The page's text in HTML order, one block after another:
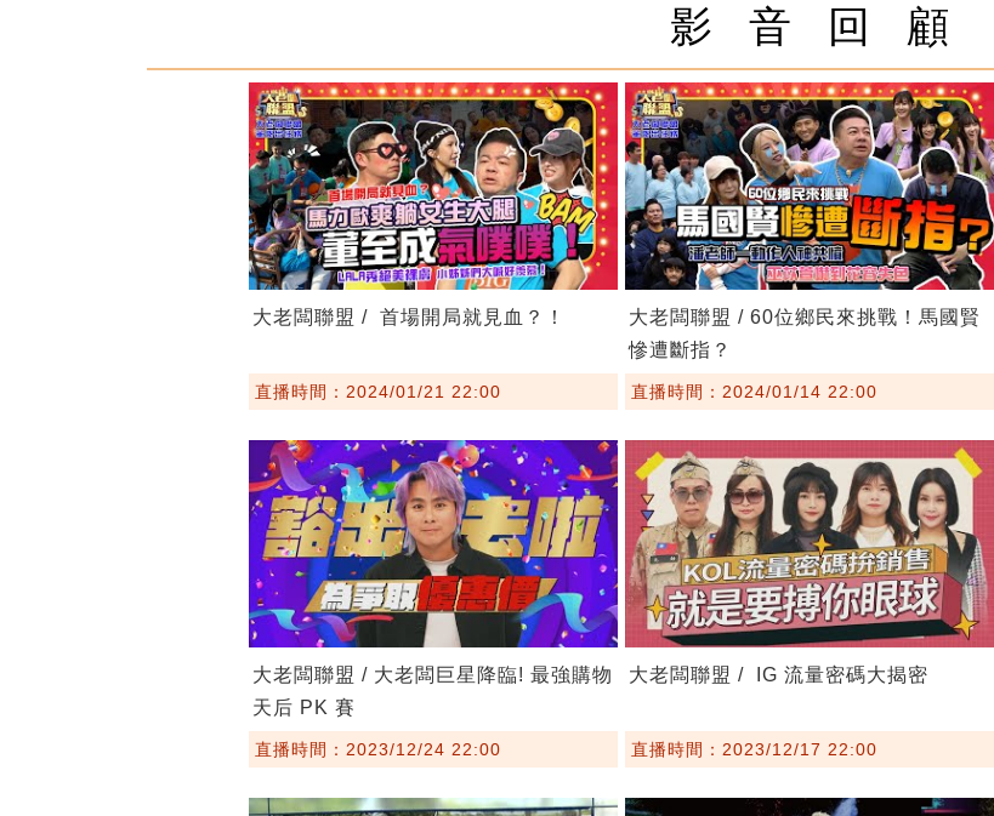
影 音 回 顧
大老闆聯盟 / 首場開局就見血？！
直播時間：2024/01/21 22:00
大老闆聯盟 / 60位鄉民來挑戰！馬國賢
慘遭斷指？
直播時間：2024/01/14 22:00
大老闆聯盟 / 大老闆巨星降臨! 最強購物
天后 PK 賽
直播時間：2023/12/24 22:00
大老闆聯盟 / IG 流量密碼大揭密
直播時間：2023/12/17 22:00